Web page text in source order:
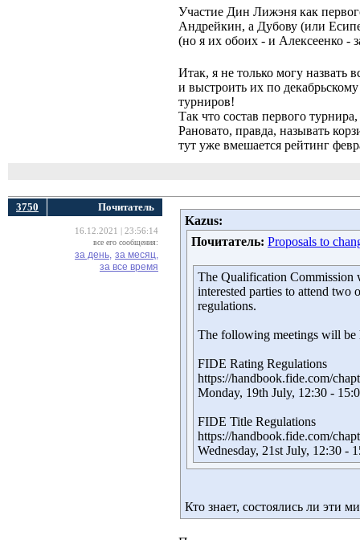
Участие Дин Лижэня как
Андрейкин, а Дубову (или
(но я их обоих - и Алексеенко -
Итак, я не только могу назвать
и выстроить их по
турниров!
Так что состав первого
Рановато, правда, называть
тут уже вмешается рейтинг
3750 Почитатель
16.12.2021 | 23:56:14
все его сообщения:
за день, за месяц,
за все время
Kazus:
Почитатель: Proposals to
The Qualification Commission
interested parties to attend two
regulations.
The following meetings will be
FIDE Rating Regulations
https://handbook.fide.com/
Monday, 19th July, 12:30 -
FIDE Title Regulations
https://handbook.fide.com/
Wednesday, 21st July, 12:30 -
Кто знает, состоялись ли эти